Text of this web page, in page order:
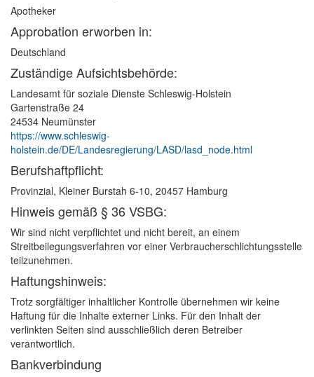
Apotheker
Approbation erworben in:
Deutschland
Zuständige Aufsichtsbehörde:
Landesamt für soziale Dienste Schleswig-Holstein
Gartenstraße 24
24534 Neumünster
https://www.schleswig-
holstein.de/DE/Landesregierung/LASD/lasd_node.html
Berufshaftpflicht:
Provinzial, Kleiner Burstah 6-10, 20457 Hamburg
Hinweis gemäß § 36 VSBG:
Wir sind nicht verpflichtet und nicht bereit, an einem
Streitbeilegungsverfahren vor einer Verbraucherschlichtungsstelle
teilzunehmen.
Haftungshinweis:
Trotz sorgfältiger inhaltlicher Kontrolle übernehmen wir keine
Haftung für die Inhalte externer Links. Für den Inhalt der
verlinkten Seiten sind ausschließlich deren Betreiber
verantwortlich.
Bankverbindung